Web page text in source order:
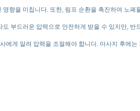
향을 미칩니다. 또한, 림프 순환을 촉진하여 노폐
부드러운 압력으로 안전하게 받을 수 있지만, 반
게 알려 압력을 조절해야 합니다. 마사지 후에는